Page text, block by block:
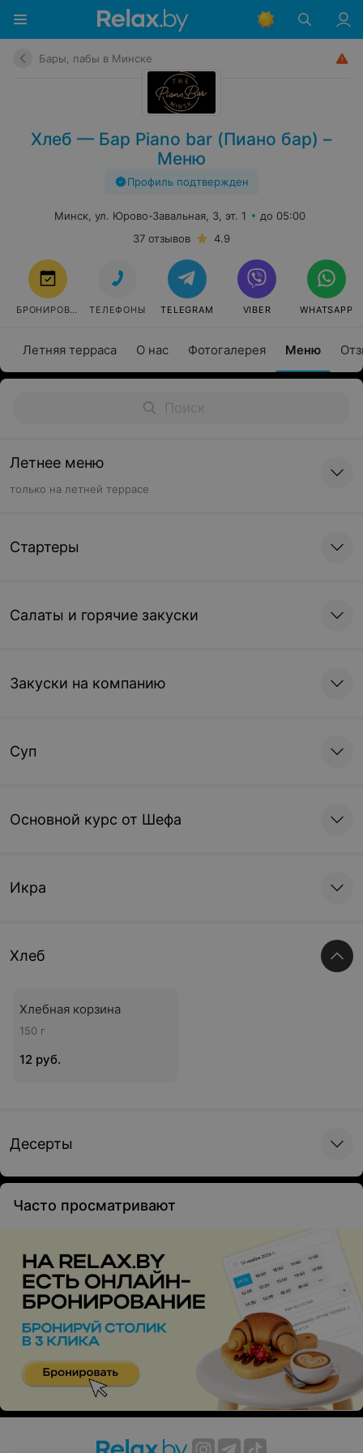
Бары, пабы в Минске
Хлеб — Бар Piano bar (Пиано бар) –
Меню
Профиль подтвержден
Летняя терраса О нас Фотогалерея Меню
Минск, ул. Юрово-Завальная, 3, эт. 1
до 05:00
37 отзывов
4.9
БРОНИРОВАТЬ ТЕЛЕФОНЫ TELEGRAM VIBER WHATSAPP
Летнее меню
только на летней террасе
Стартеры
Салаты и горячие закуски
Закуски на компанию
Суп
Основной курс от Шефа
Икра
Хлеб
Хлебная корзина
150 г
12 руб.
Десерты
Часто просматривают